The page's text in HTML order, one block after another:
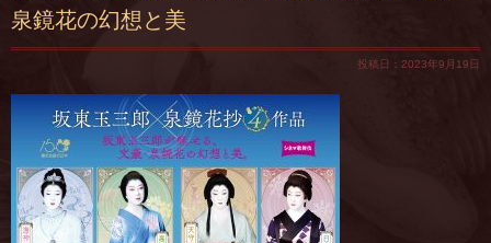
泉鏡花の幻想と美
投稿日：2023年9月19日